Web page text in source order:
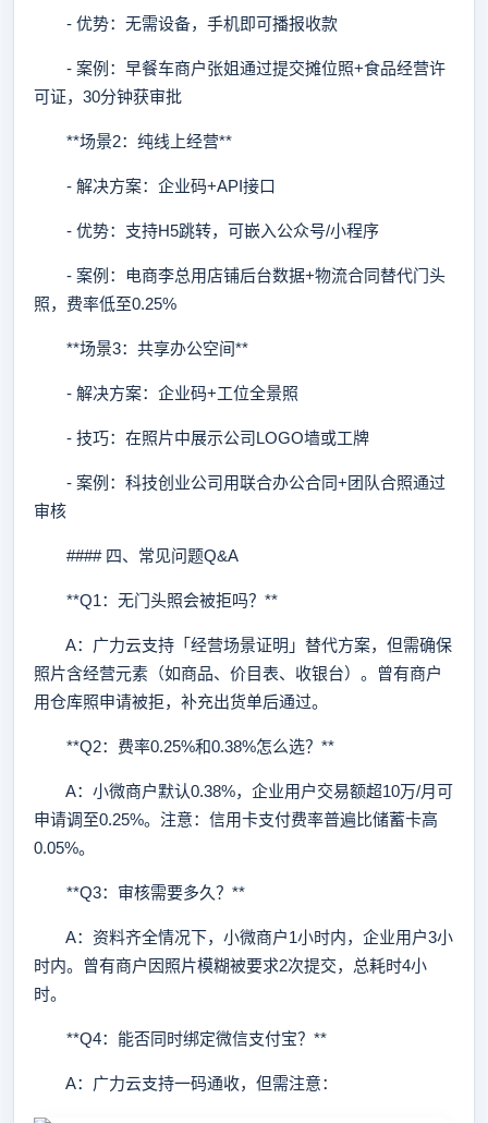
- 优势：无需设备，手机即可播报收款
- 案例：早餐车商户张姐通过提交摊位照+食品经营许
可证，30分钟获审批
**场景2：纯线上经营**
- 解决方案：企业码+API接口
- 优势：支持H5跳转，可嵌入公众号/小程序
- 案例：电商李总用店铺后台数据+物流合同替代门头
照，费率低至0.25%
**场景3：共享办公空间**
- 解决方案：企业码+工位全景照
- 技巧：在照片中展示公司LOGO墙或工牌
- 案例：科技创业公司用联合办公合同+团队合照通过
审核
#### 四、常见问题Q&A
**Q1：无门头照会被拒吗？**
A：广力云支持「经营场景证明」替代方案，但需确保
照片含经营元素（如商品、价目表、收银台）。曾有商户
用仓库照申请被拒，补充出货单后通过。
**Q2：费率0.25%和0.38%怎么选？**
A：小微商户默认0.38%，企业用户交易额超10万/月可
申请调至0.25%。注意：信用卡支付费率普遍比储蓄卡高
0.05%。
**Q3：审核需要多久？**
A：资料齐全情况下，小微商户1小时内，企业用户3小
时内。曾有商户因照片模糊被要求2次提交，总耗时4小
时。
**Q4：能否同时绑定微信支付宝？**
A：广力云支持一码通收，但需注意：